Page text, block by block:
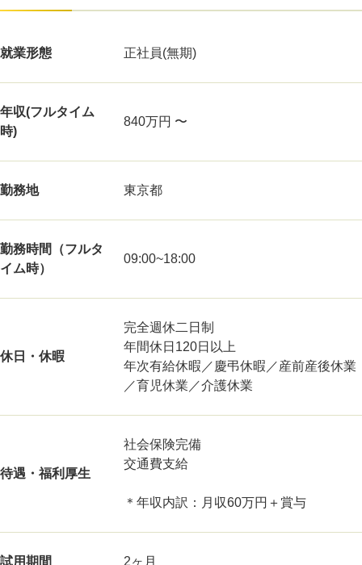
就業形態 正社員(無期)
年収(フルタイム
時)
840万円 〜
勤務地 東京都
勤務時間（フルタ
イム時）
09:00~18:00
休日・休暇
完全週休二日制
年間休日120日以上
年次有給休暇／慶弔休暇／産前産後休業
／育児休業／介護休業
待遇・福利厚生
社会保険完備
交通費支給
＊年収内訳：月収60万円＋賞与
試用期間 2ヶ月